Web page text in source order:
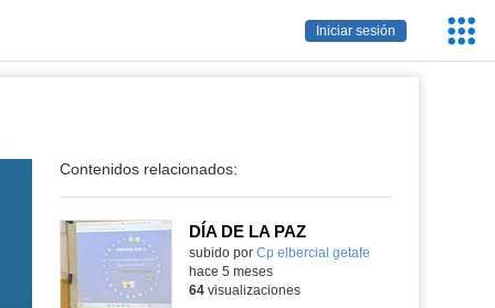
Iniciar sesión
Contenidos relacionados:
DÍA DE LA PAZ
Contenido educativo.
subido por Cp elbercial getafe
hace 5 meses
64visualizaciones